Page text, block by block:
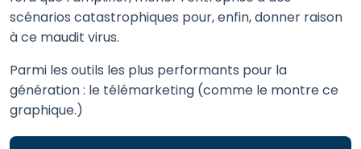
scénarios catastrophiques pour, enfin, donner raison
à ce maudit virus.
Parmi les outils les plus performants pour la
génération : le télémarketing (comme le montre ce
graphique.)